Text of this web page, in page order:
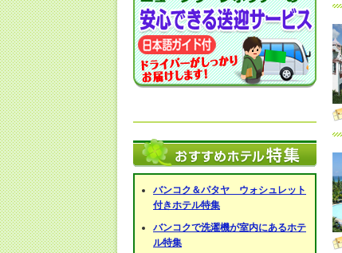
バンコク＆パタヤ ウォシュレット
付きホテル特集
バンコクで洗濯機が室内にあるホテ
ル特集